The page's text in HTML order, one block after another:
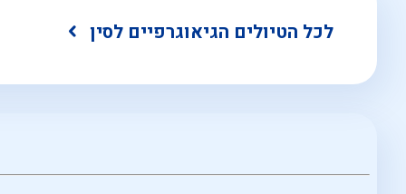
לכל הטיולים הגיאוגרפיים לסין